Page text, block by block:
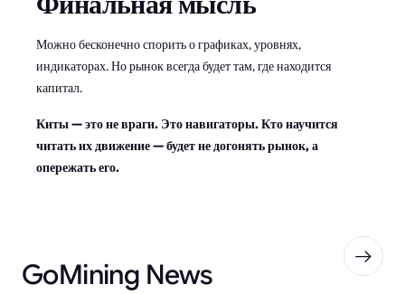
Можно бесконечно спорить о графиках, уровнях,
индикаторах. Но рынок всегда будет там, где находится
капитал.
Киты — это не враги. Это навигаторы. Кто научится
читать их движение — будет не догонять рынок, а
опережать его.
GoMining News